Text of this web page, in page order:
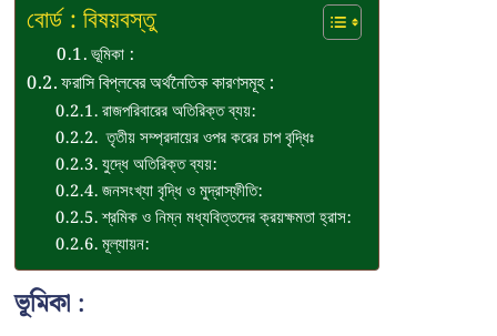
বোর্ড : বিষয়বস্তু
ভূমিকা :
ফরাসি বিপ্লবের অর্থনৈতিক কারণসমূহ :
রাজপরিবারের অতিরিক্ত ব্যয়:
তৃতীয় সম্প্রদায়ের ওপর করের চাপ বৃদ্ধিঃ
যুদ্ধে অতিরিক্ত ব্যয়:
জনসংখ্যা বৃদ্ধি ও মুদ্রাস্ফীতি:
শ্রমিক ও নিম্ন মধ্যবিত্তদের ক্রয়ক্ষমতা হ্রাস:
মূল্যায়ন:
ভূমিকা :